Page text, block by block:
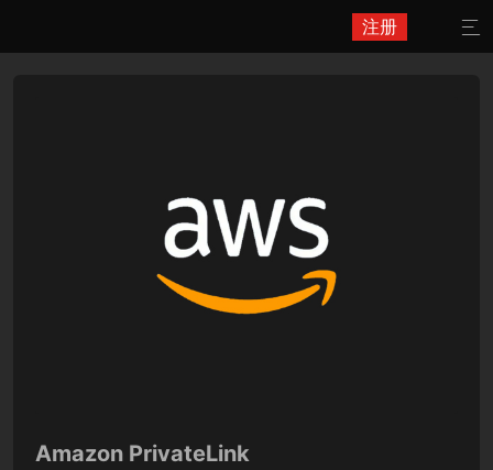
注册 
Amazon PrivateLink